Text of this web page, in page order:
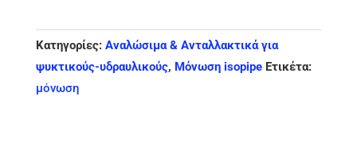
Μόνωση
(432
μέτρα)
ποσότητα
Κατηγορίες: Αναλώσιμα & Ανταλλακτικά για
ψυκτικούς-υδραυλικούς, Μόνωση isopipe Ετικέτα:
μόνωση